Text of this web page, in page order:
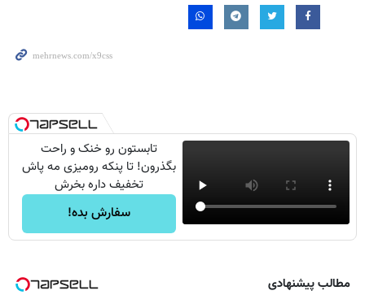
تابستون رو خنک و راحت
بگذرون! تا پنکه رومیزی مه پاش
تخفیف داره بخرش
سفارش بده!
مطالب پیشنهادی